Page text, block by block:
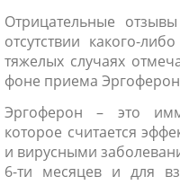
Отрицательные
отсутствии какого-
тяжелых случаях
фоне приема
Эргоферон – это
которое считается
и вирусными
6-ти месяцев и для